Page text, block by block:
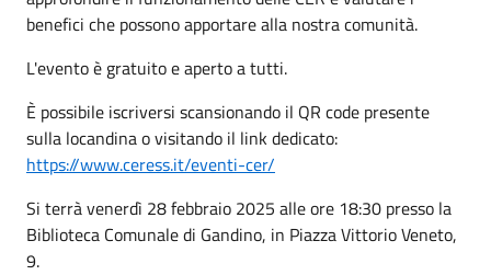
benefici che possono apportare alla nostra comunità.
L'evento è gratuito e aperto a tutti.
È possibile iscriversi scansionando il QR code presente
sulla locandina o visitando il link dedicato:
https://www.ceress.it/eventi-cer/
Si terrà venerdì 28 febbraio 2025 alle ore 18:30 presso la
Biblioteca Comunale di Gandino, in Piazza Vittorio Veneto,
9.